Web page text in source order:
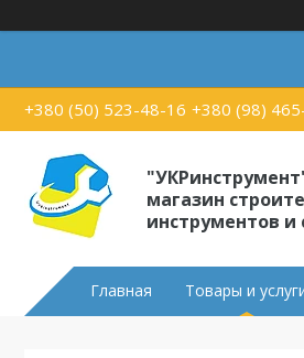
+380 (50) 523-48-16 +380 (98)
магазин
инструментов и
Главная Товары и